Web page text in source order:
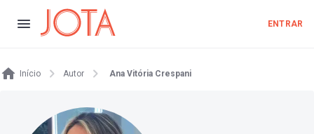
ENTRAR
Início Autor Ana Vitória Crespani